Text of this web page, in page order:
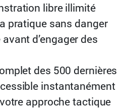
libre illimité
pratique sans danger
d’engager des
des 500 dernières
instantanément
approche tactique